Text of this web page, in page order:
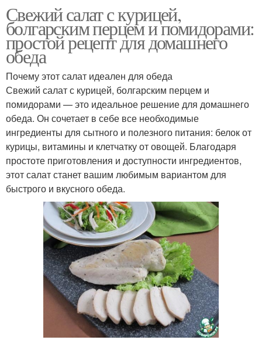
Свежий салат с курицей,
болгарским перцем и помидорами:
простой рецепт для домашнего
обеда
Почему этот салат идеален для обеда
Свежий салат с курицей, болгарским перцем и
помидорами — это идеальное решение для домашнего
обеда. Он сочетает в себе все необходимые
ингредиенты для сытного и полезного питания: белок от
курицы, витамины и клетчатку от овощей. Благодаря
простоте приготовления и доступности ингредиентов,
этот салат станет вашим любимым вариантом для
быстрого и вкусного обеда.